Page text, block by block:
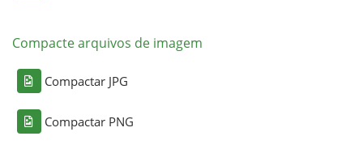
Compacte arquivos de imagem
Compactar JPG
Compactar PNG